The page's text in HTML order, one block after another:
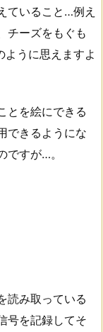
ていること…例え
チーズをもぐも
うに思えますよ
とを絵にできる
できるようにな
ですが…。
読み取っている
号を記録してそ